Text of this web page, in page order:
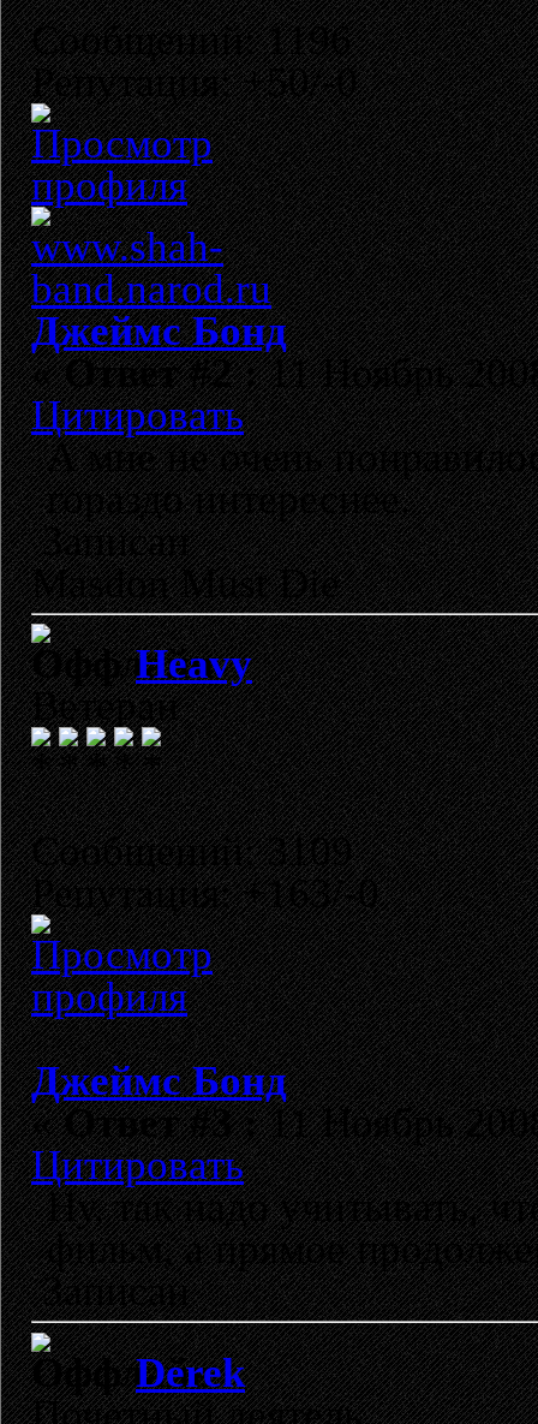
Сообщений: 1196
Репутация: +50/-0
Джеймс Бонд
«Ответ #2 :11 Ноябрь
Цитировать
А мне не очень
гораздо интереснее.
Записан
Masdon Must Die
Heavy
Ветеран
Сообщений: 3109
Репутация: +163/-0
Джеймс Бонд
«Ответ #3 :11 Ноябрь
Цитировать
Ну, так надо учитывать,
фильм, а прямое
Записан
Derek
Почетный деятель